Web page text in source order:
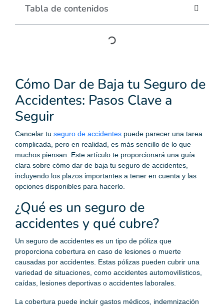
Cómo Dar de Baja tu Seguro de
Accidentes: Pasos Clave a
Seguir
Cancelar tu seguro de accidentes puede parecer una tarea
complicada, pero en realidad, es más sencillo de lo que
muchos piensan. Este artículo te proporcionará una guía
clara sobre cómo dar de baja tu seguro de accidentes,
incluyendo los plazos importantes a tener en cuenta y las
opciones disponibles para hacerlo.
¿Qué es un seguro de
accidentes y qué cubre?
Un seguro de accidentes es un tipo de póliza que
proporciona cobertura en caso de lesiones o muerte
causadas por accidentes. Estas pólizas pueden cubrir una
variedad de situaciones, como accidentes automovilísticos,
caídas, lesiones deportivas o accidentes laborales.
La cobertura puede incluir gastos médicos, indemnización
Tabla de contenidos